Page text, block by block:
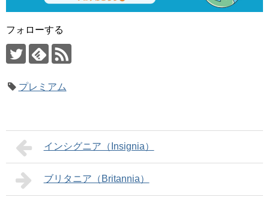
フォローする
プレミアム
インシグニア（Insignia）
ブリタニア（Britannia）